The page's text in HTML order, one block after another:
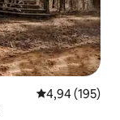
4,94 av 5 i
4,94 (195)